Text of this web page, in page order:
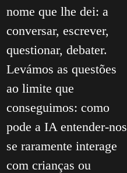
nome que lhe dei: a
conversar, escrever,
questionar, debater.
Levámos as questões
ao limite que
conseguimos: como
pode a IA entender-nos
se raramente interage
com crianças ou